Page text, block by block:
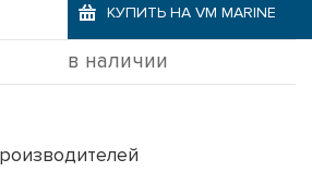
КУПИТЬ НА VM MARINE
в наличии